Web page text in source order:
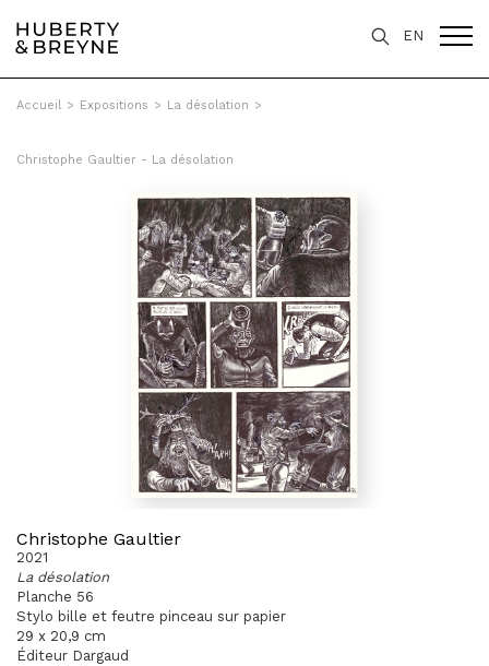
EN
Accueil > Expositions > La désolation >
Christophe Gaultier - La désolation
Christophe Gaultier
2021
La désolation
Planche 56
Stylo bille et feutre pinceau sur papier
29 x 20,9 cm
Éditeur Dargaud